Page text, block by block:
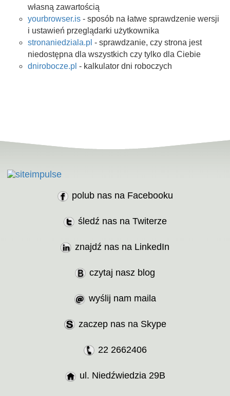
własną zawartością
yourbrowser.is - sposób na łatwe sprawdzenie wersji
i ustawień przeglądarki użytkownika
stronaniedziala.pl - sprawdzanie, czy strona jest
niedostępna dla wszystkich czy tylko dla Ciebie
dnirobocze.pl - kalkulator dni roboczych
polub nas na Facebooku
śledź nas na Twiterze
znajdź nas na LinkedIn
czytaj nasz blog
wyślij nam maila
zaczep nas na Skype
22 2662406
ul. Niedźwiedzia 29B